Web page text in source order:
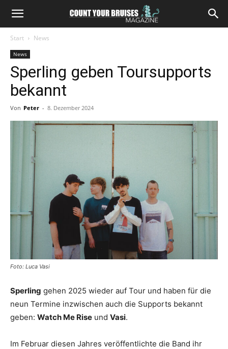
Start News
News
Sperling geben Toursupports
bekannt
Von Peter - 8. Dezember 2024
Foto: Luca Vasi
Sperling gehen 2025 wieder auf Tour und haben für die
neun Termine inzwischen auch die Supports bekannt
geben: Watch Me Rise und Vasi.
Im Februar diesen Jahres veröffentlichte die Band ihr